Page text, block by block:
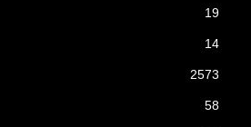
19
14
2573
58